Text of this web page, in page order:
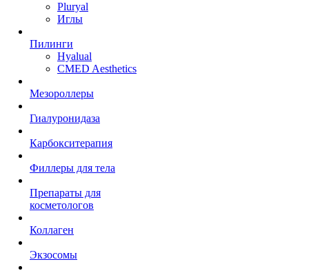
Pluryal
Иглы
Пилинги
Hyalual
CMED Aesthetics
Мезороллеры
Гиалуронидаза
Карбокситерапия
Филлеры для тела
Препараты для
косметологов
Коллаген
Экзосомы